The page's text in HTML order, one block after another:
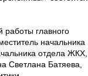
работы главного
начальника
отдела ЖКХ,
Светлана Батяева,